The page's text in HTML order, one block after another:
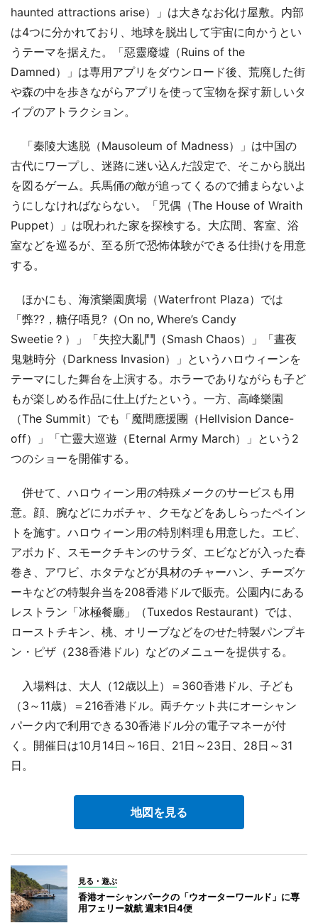
haunted attractions arise）」は大きなお化け屋敷。内部
は4つに分かれており、地球を脱出して宇宙に向かうとい
うテーマを据えた。「惡靈廢墟（Ruins of the
Damned）」は専用アプリをダウンロード後、荒廃した街
や森の中を歩きながらアプリを使って宝物を探す新しいタ
イプのアトラクション。
「秦陵大逃脱（Mausoleum of Madness）」は中国の
古代にワープし、迷路に迷い込んだ設定で、そこから脱出
を図るゲーム。兵馬俑の敵が追ってくるので捕まらないよ
うにしなければならない。「咒偶（The House of Wraith
Puppet）」は呪われた家を探検する。大広間、客室、浴
室などを巡るが、至る所で恐怖体験ができる仕掛けを用意
する。
ほかにも、海濱樂園廣場（Waterfront Plaza）では
「弊??，糖仔唔見?（On no, Where’s Candy
Sweetie？）」「失控大亂鬥（Smash Chaos）」「晝夜
鬼魅時分（Darkness Invasion）」というハロウィーンを
テーマにした舞台を上演する。ホラーでありながらも子ど
もが楽しめる作品に仕上げたという。一方、高峰樂園
（The Summit）でも「魔間應援團（Hellvision Dance-
off）」「亡靈大巡遊（Eternal Army March）」という2
つのショーを開催する。
併せて、ハロウィーン用の特殊メークのサービスも用
意。顔、腕などにカボチャ、クモなどをあしらったペイン
トを施す。ハロウィーン用の特別料理も用意した。エビ、
アボカド、スモークチキンのサラダ、エビなどが入った春
巻き、アワビ、ホタテなどが具材のチャーハン、チーズケ
ーキなどの特製弁当を208香港ドルで販売。公園内にある
レストラン「冰極餐廳」（Tuxedos Restaurant）では、
ローストチキン、桃、オリーブなどをのせた特製パンプキ
ン・ピザ（238香港ドル）などのメニューを提供する。
入場料は、大人（12歳以上）＝360香港ドル、子ども
（3～11歳）＝216香港ドル。両チケット共にオーシャン
パーク内で利用できる30香港ドル分の電子マネーが付
く。開催日は10月14日～16日、21日～23日、28日～31
日。
地図を見る
見る・遊ぶ
香港オーシャンパークの「ウオーターワールド」に専
用フェリー就航 週末1日4便